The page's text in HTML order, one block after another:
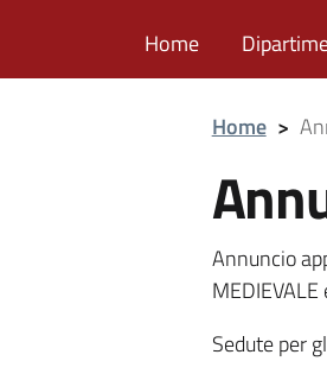
Home
Home >
Annuncio
Sedute per